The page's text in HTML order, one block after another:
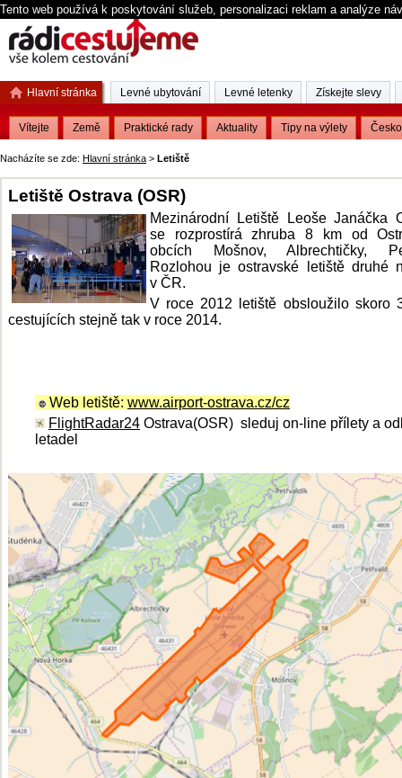
Tento web používá k poskytování služeb, personalizaci reklam a analýze
Nacházíte se zde: Hlavní stránka > Letiště
Letiště Ostrava (OSR)
Mezinárodní Letiště Leoše Janáčka
se rozprostírá zhruba 8 km od
obcích Mošnov, Albrechtičky,
Rozlohou je ostravské letiště druhé
v ČR.
V roce 2012 letiště obsloužilo skoro
cestujících stejně tak v roce 2014.
Web letiště: www.airport-ostrava.cz/cz
FlightRadar24 Ostrava(OSR) sleduj on-line přílety a
letadel
Hlavní stránka
Vítejte Země Praktické rady Aktuality Tipy na výlety Česko
Levné ubytování Levné letenky Získejte slevy